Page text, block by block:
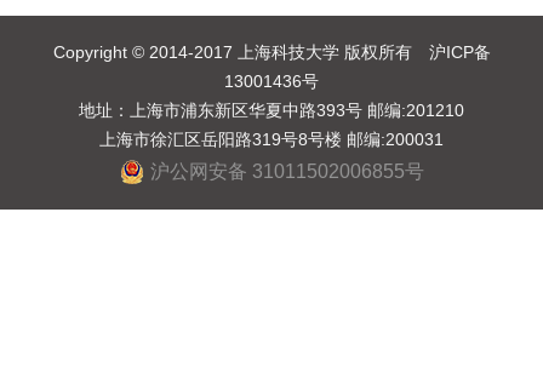
Copyright © 2014-2017 上海科技大学 版权所有 沪ICP备
13001436号
地址：上海市浦东新区华夏中路393号 邮编:201210
上海市徐汇区岳阳路319号8号楼 邮编:200031
沪公网安备 31011502006855号